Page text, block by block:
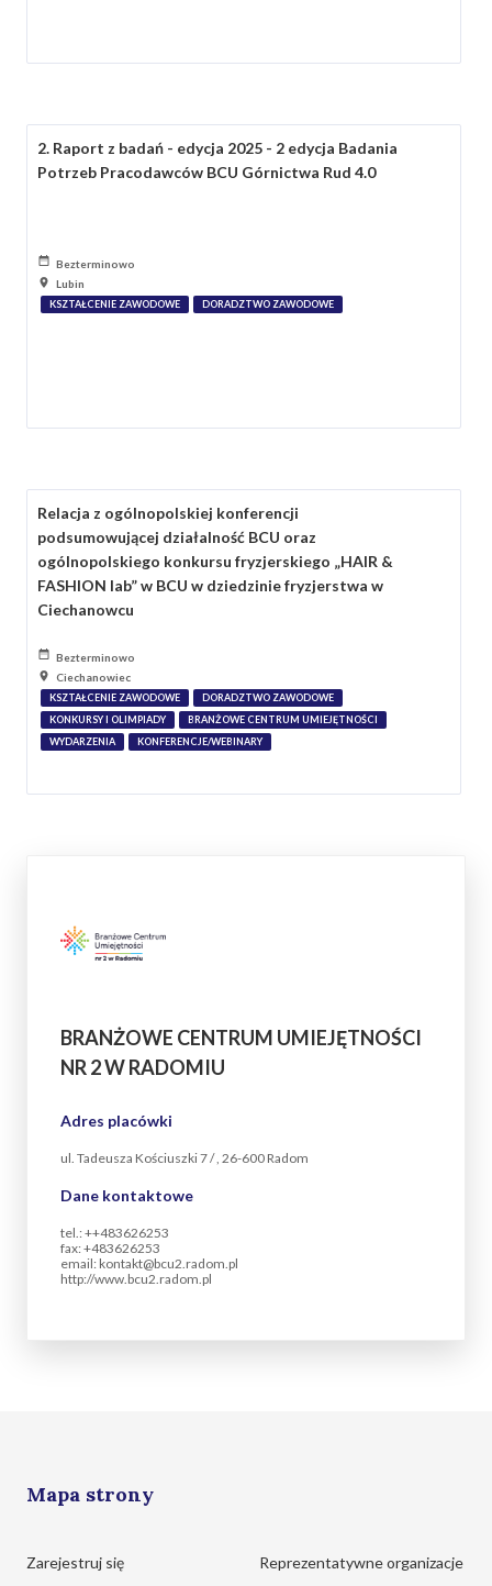
2. Raport z badań - edycja 2025 - 2 edycja Badania
Potrzeb Pracodawców BCU Górnictwa Rud 4.0
Bezterminowo
Lubin
KSZTAŁCENIE ZAWODOWE DORADZTWO ZAWODOWE
Relacja z ogólnopolskiej konferencji
podsumowującej działalność BCU oraz
ogólnopolskiego konkursu fryzjerskiego „HAIR &
FASHION lab” w BCU w dziedzinie fryzjerstwa w
Ciechanowcu
Bezterminowo
Ciechanowiec
KSZTAŁCENIE ZAWODOWE
DORADZTWO ZAWODOWE
KONKURSY I OLIMPIADY
BRANŻOWE CENTRUM UMIEJĘTNOŚCI
WYDARZENIA
KONFERENCJE/WEBINARY
BRANŻOWE CENTRUM UMIEJĘTNOŚCI
NR 2 W RADOMIU
Adres placówki
ul. Tadeusza Kościuszki 7 / , 26-600 Radom
Dane kontaktowe
tel.: ++483626253
fax: +483626253
email: kontakt@bcu2.radom.pl
http://www.bcu2.radom.pl
Mapa strony
Zarejestruj się
Reprezentatywne organizacje